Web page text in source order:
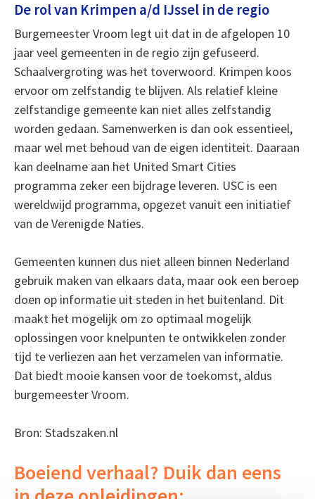
De rol van Krimpen a/d IJssel in de regio
Burgemeester Vroom legt uit dat in de afgelopen 10
jaar veel gemeenten in de regio zijn gefuseerd.
Schaalvergroting was het toverwoord. Krimpen koos
ervoor om zelfstandig te blijven. Als relatief kleine
zelfstandige gemeente kan niet alles zelfstandig
worden gedaan. Samenwerken is dan ook essentieel,
maar wel met behoud van de eigen identiteit. Daaraan
kan deelname aan het United Smart Cities
programma zeker een bijdrage leveren. USC is een
wereldwijd programma, opgezet vanuit een initiatief
van de Verenigde Naties.
Gemeenten kunnen dus niet alleen binnen Nederland
gebruik maken van elkaars data, maar ook een beroep
doen op informatie uit steden in het buitenland. Dit
maakt het mogelijk om zo optimaal mogelijk
oplossingen voor knelpunten te ontwikkelen zonder
tijd te verliezen aan het verzamelen van informatie.
Dat biedt mooie kansen voor de toekomst, aldus
burgemeester Vroom.
Bron: Stadszaken.nl
Boeiend verhaal? Duik dan eens